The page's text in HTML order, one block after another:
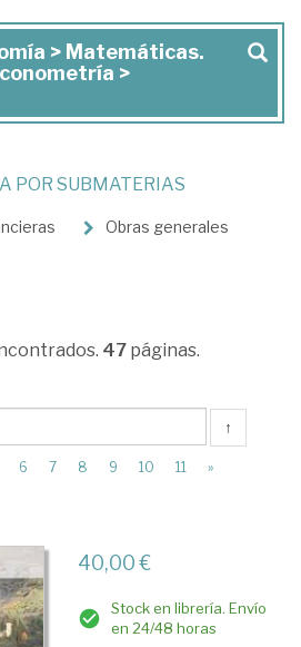
> Matemáticas.
>
POR SUBMATERIAS
Obras generales
47 páginas.
↑
6 7 8 9 10 11 »
40,00 €
Stock en librería. Envío
en 24/48 horas